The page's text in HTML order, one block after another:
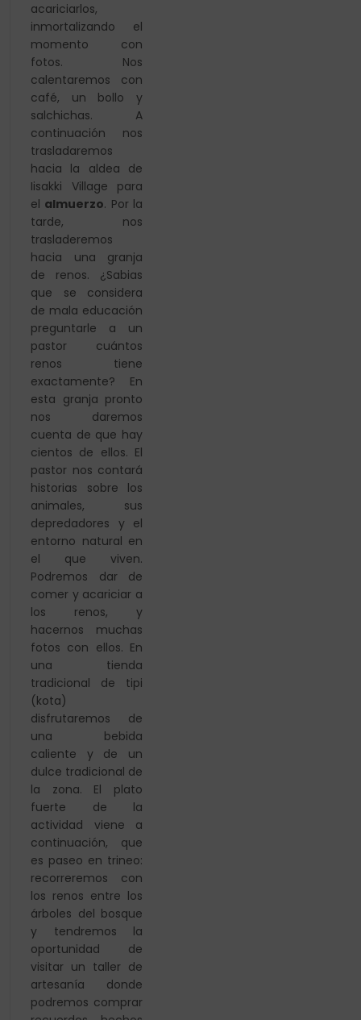
acariciarlos,
inmortalizando el
momento con
fotos. Nos
calentaremos con
café, un bollo y
salchichas. A
continuación nos
trasladaremos
hacia la aldea de
Iisakki Village para
el almuerzo. Por la
tarde, nos
trasladeremos
hacia una granja
de renos. ¿Sabias
que se considera
de mala educación
preguntarle a un
pastor cuántos
renos tiene
exactamente? En
esta granja pronto
nos daremos
cuenta de que hay
cientos de ellos. El
pastor nos contará
historias sobre los
animales, sus
depredadores y el
entorno natural en
el que viven.
Podremos dar de
comer y acariciar a
los renos, y
hacernos muchas
fotos con ellos. En
una tienda
tradicional de tipi
(kota)
disfrutaremos de
una bebida
caliente y de un
dulce tradicional de
la zona. El plato
fuerte de la
actividad viene a
continuación, que
es paseo en trineo:
recorreremos con
los renos entre los
árboles del bosque
y tendremos la
oportunidad de
visitar un taller de
artesanía donde
podremos comprar